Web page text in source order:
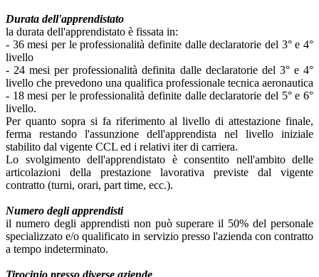
Durata dell'apprendistato
la durata dell'apprendistato è fissata in:
- 36 mesi per le professionalità definite dalle declaratorie del 3° e 4°
livello
- 24 mesi per professionalità definita dalle declaratorie del 3° e 4°
livello che prevedono una qualifica professionale tecnica aeronautica
- 18 mesi per le professionalità definite dalle declaratorie del 5° e 6°
livello.
Per quanto sopra si fa riferimento al livello di attestazione finale,
ferma restando l'assunzione dell'apprendista nel livello iniziale
stabilito dal vigente CCL ed i relativi iter di carriera.
Lo svolgimento dell'apprendistato è consentito nell'ambito delle
articolazioni della prestazione lavorativa previste dal vigente
contratto (turni, orari, part time, ecc.).
Numero degli apprendisti
il numero degli apprendisti non può superare il 50% del personale
specializzato e/o qualificato in servizio presso l'azienda con contratto
a tempo indeterminato.
Tirocinio presso diverse aziende